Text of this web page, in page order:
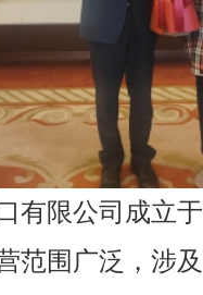
有限公司成立
范围广泛，涉